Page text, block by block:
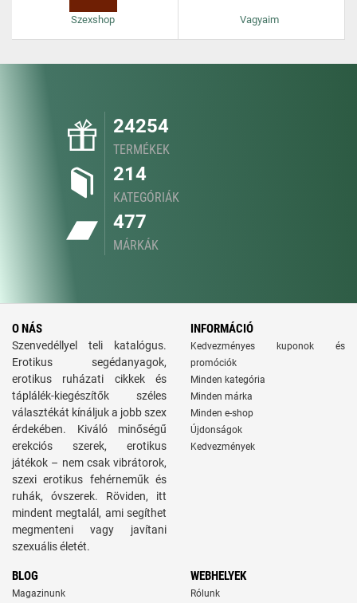
Szexshop Vagyaim
24254
TERMÉKEK
214
KATEGÓRIÁK
477
MÁRKÁK
O NÁS
Szenvedéllyel teli katalógus.
Erotikus segédanyagok,
erotikus ruházati cikkek és
táplálék-kiegészítők széles
választékát kínáljuk a jobb szex
érdekében. Kiváló minőségű
erekciós szerek, erotikus
játékok – nem csak vibrátorok,
szexi erotikus fehérneműk és
ruhák, óvszerek. Röviden, itt
mindent megtalál, ami segíthet
megmenteni vagy javítani
szexuális életét.
INFORMÁCIÓ
Kedvezményes kuponok és
promóciók
Minden kategória
Minden márka
Minden e-shop
Újdonságok
Kedvezmények
BLOG
Magazinunk
WEBHELYEK
Rólunk